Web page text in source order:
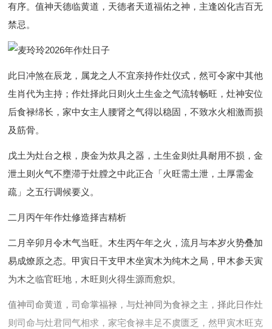
有序。值神天德临黄道，天德者天道福佑之神，主逢凶化吉百无
禁忌。
此日冲煞在辰龙，属龙之人不宜亲持作灶仪式，然可令家中其他
生肖代为主持；作灶择此日则火土生金之气流转畅旺，灶神安位
后食禄绵长，家中女主人腰肾之气得以稳固，不致水火相激而损
及筋骨。
戊土为灶台之根，庚金为炊具之器，土生金则灶具耐用不损，金
泄土则火气不壅滞于灶膛之中此正合「火旺需土泄，土厚需金
疏」之五行调候要义。
二月丙午年作灶修造择吉精析
二月辛卯月令木气当旺。木生丙午年之火，流月与本岁火势叠加
易成燎原之态。甲寅日干支甲木坐寅木为纯木之局，甲木参天寅
为木之临官旺地，木旺则火得生源而愈炽。
值神司命黄道，司命掌福禄，与灶神同为食禄之主，择此日作灶
则司命与灶君同气相求，家宅食禄丰足不虞匮乏，然甲寅木旺克